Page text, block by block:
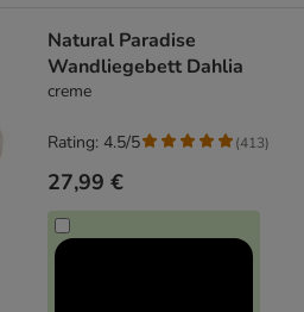
Natural Paradise
Wandliegebett Dahlia
creme
27,99 €
Rating: 4.5/5 (413)